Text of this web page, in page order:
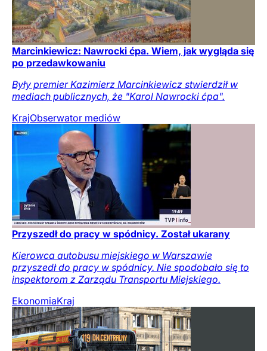
Marcinkiewicz: Nawrocki ćpa. Wiem, jak wygląda się
po przedawkowaniu
Były premier Kazimierz Marcinkiewicz stwierdził w
mediach publicznych, że "Karol Nawrocki ćpa".
KrajObserwator mediów
Przyszedł do pracy w spódnicy. Został ukarany
Kierowca autobusu miejskiego w Warszawie
przyszedł do pracy w spódnicy. Nie spodobało się to
inspektorom z Zarządu Transportu Miejskiego.
EkonomiaKraj